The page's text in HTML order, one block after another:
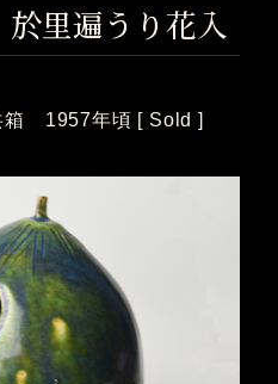
里遍うり花入
1957年頃 [ Sold ]